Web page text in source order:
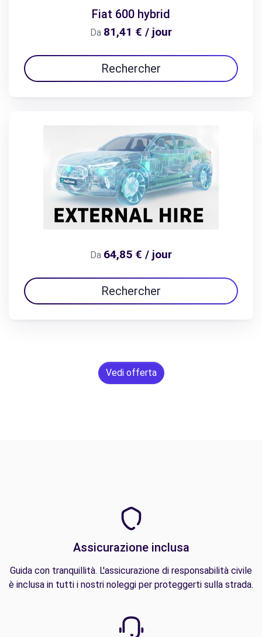
Fiat 600 hybrid
Da 81,41 € / jour
Rechercher
Da 64,85 € / jour
Rechercher
Vedi offerta
Assicurazione inclusa
Guida con tranquillità. L'assicurazione di responsabilità civile
è inclusa in tutti i nostri noleggi per proteggerti sulla strada.